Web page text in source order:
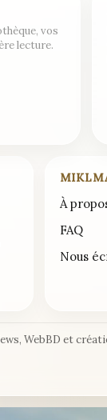
vos
lecture.
À
FAQ
Nous
WebBD et